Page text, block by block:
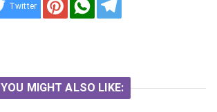
Twitter
YOU MIGHT ALSO LIKE: